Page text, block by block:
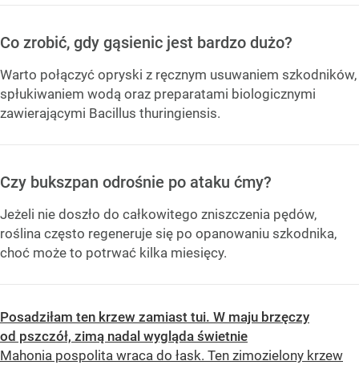
Co zrobić, gdy gąsienic jest bardzo dużo?
Warto połączyć opryski z ręcznym usuwaniem szkodników,
spłukiwaniem wodą oraz preparatami biologicznymi
zawierającymi Bacillus thuringiensis.
Czy bukszpan odrośnie po ataku ćmy?
Jeżeli nie doszło do całkowitego zniszczenia pędów,
roślina często regeneruje się po opanowaniu szkodnika,
choć może to potrwać kilka miesięcy.
Posadziłam ten krzew zamiast tui. W maju brzęczy
od pszczół, zimą nadal wygląda świetnie
Mahonia pospolita wraca do łask. Ten zimozielony krzew